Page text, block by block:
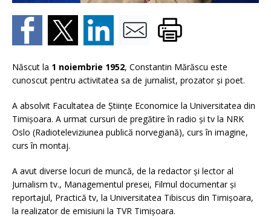
Născut la 1 noiembrie 1952, Constantin Mărăscu este
cunoscut pentru activitatea sa de jurnalist, prozator şi poet.
A absolvit Facultatea de Ştiinţe Economice la Universitatea din
Timişoara. A urmat cursuri de pregătire în radio şi tv la NRK
Oslo (Radioteleviziunea publică norvegiană), curs în imagine,
curs în montaj.
A avut diverse locuri de muncă, de la redactor şi lector al
Jurnalism tv., Managementul presei, Filmul documentar şi
reportajul, Practică tv, la Universitatea Tibiscus din Timişoara,
la realizator de emisiuni la TVR Timişoara.